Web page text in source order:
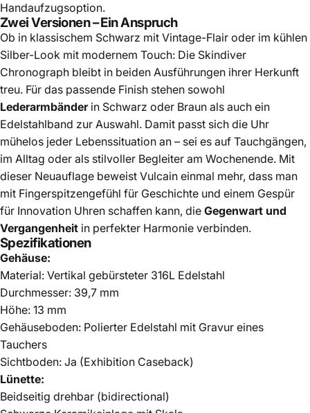
Handaufzugsoption.
Zwei Versionen – Ein Anspruch
Ob in klassischem Schwarz mit Vintage-Flair oder im kühlen
Silber-Look mit modernem Touch: Die Skindiver
Chronograph bleibt in beiden Ausführungen ihrer Herkunft
treu. Für das passende Finish stehen sowohl
Lederarmbänderin Schwarz oder Braun als auch ein
Edelstahlband zur Auswahl. Damit passt sich die Uhr
mühelos jeder Lebenssituation an – sei es auf Tauchgängen,
im Alltag oder als stilvoller Begleiter am Wochenende. Mit
dieser Neuauflage beweist Vulcain einmal mehr, dass man
mit Fingerspitzengefühl für Geschichte und einem Gespür
für Innovation Uhren schaffen kann, die Gegenwart und
Vergangenheit in perfekter Harmonie verbinden.
Spezifikationen
Gehäuse:
Material: Vertikal gebürsteter 316L Edelstahl
Durchmesser: 39,7 mm
Höhe: 13 mm
Gehäuseboden: Polierter Edelstahl mit Gravur eines
Tauchers
Sichtboden: Ja (Exhibition Caseback)
Lünette:
Beidseitig drehbar (bidirectional)